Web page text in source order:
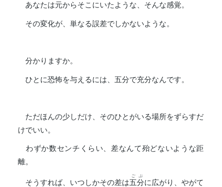
あなたは元からそこにいたような、そんな感覚。
その変化が、単なる誤差でしかないような。
分かりますか。
ひとに恐怖を与えるには、五分で充分なんです。
ただほんの少しだけ、そのひとがいる場所をずらすだ
けでいい。
わずか数センチくらい、差なんて殆どないような距
離。
そうすれば、いつしかその差は五分
ごぶ
に広がり、やがて